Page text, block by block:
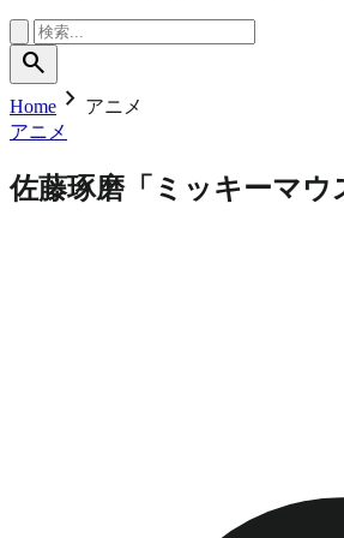
search
Home chevron_right アニメ
アニメ
佐藤琢磨「ミッキーマ